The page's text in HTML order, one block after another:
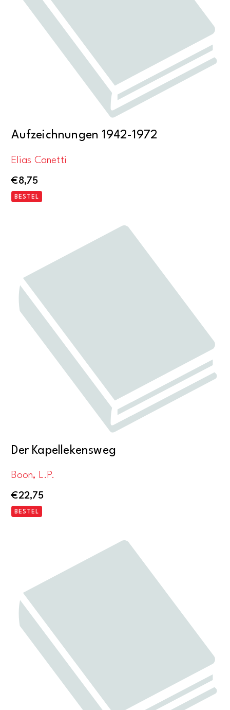
Aufzeichnungen 1942-1972
Elias Canetti
€8,75
BESTEL
Der Kapellekensweg
Boon, L.P.
€22,75
BESTEL